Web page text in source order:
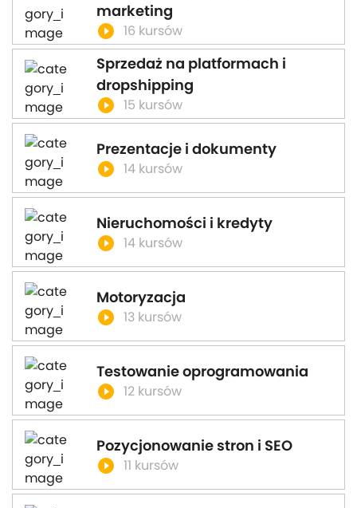
marketing
play_circle_filled 16 kursów
Sprzedaż na platformach i
dropshipping
play_circle_filled 15 kursów
Prezentacje i dokumenty
play_circle_filled 14 kursów
Nieruchomości i kredyty
play_circle_filled 14 kursów
Motoryzacja
play_circle_filled 13 kursów
Testowanie oprogramowania
play_circle_filled 12 kursów
Pozycjonowanie stron i SEO
play_circle_filled 11 kursów